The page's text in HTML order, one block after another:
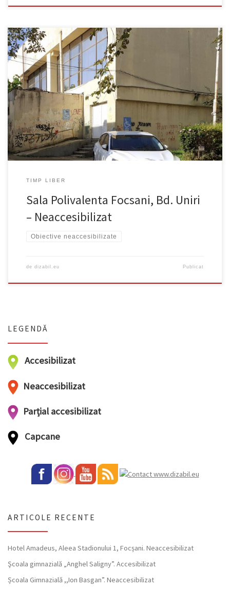
Neaccesibilizat Exista o rampă impracticabilă în lateralul clădirii,
Accesul în interior este restricționat de trepte.
TIMP LIBER
Sala Polivalenta Focsani, Bd. Uniri
– Neaccesibilizat
Obiective neaccesibilizate
de dizabil.eu Publicat
LEGENDĂ
Accesibilizat
Neaccesibilizat
Parțial accesibilizat
Capcane
ARTICOLE RECENTE
Hotel Amadeus, Aleea Stadionului 1, Focșani. Neaccesibilizat
Şcoala gimnazială „Anghel Saligny”. Accesibilizat
Școala Gimnazială ,,Ion Basgan”. Neaccesibilizat